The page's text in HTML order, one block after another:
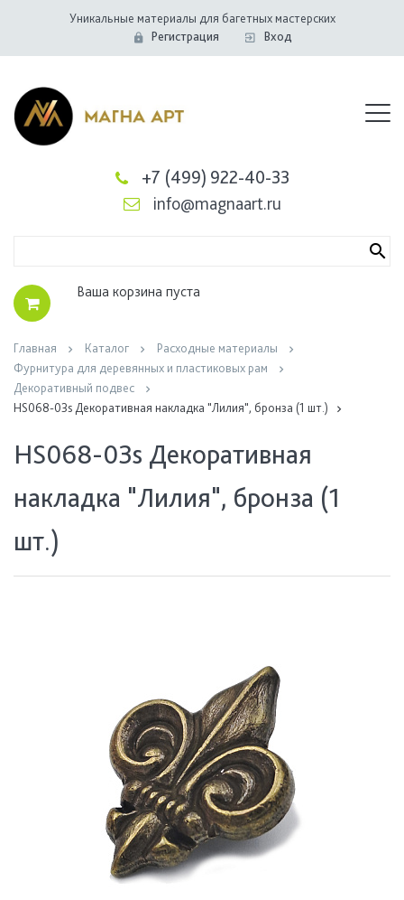
Уникальные материалы для багетных мастерских
Регистрация
Вход
+7 (499) 922-40-33
info@magnaart.ru
Ваша корзина пуста
Главная Каталог
Расходные материалы
Фурнитура для деревянных и пластиковых рам
Декоративный подвес
HS068-03s Декоративная накладка "Лилия", бронза (1 шт.)
HS068-03s Декоративная
накладка "Лилия", бронза (1
шт.)